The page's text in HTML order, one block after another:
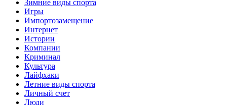
Зимние виды спорта
Игры
Импортозамещение
Интернет
Истории
Компании
Криминал
Культура
Лайфхаки
Летние виды спорта
Личный счет
Люди